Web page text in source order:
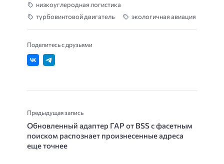
низкоуглеродная логистика
турбовинтовой двигатель
экологичная авиация
Поделитесь с друзьями
Предыдущая запись
Обновленный адаптер ГАР от BSS с фасетным
поиском распознает произнесенные адреса
еще точнее